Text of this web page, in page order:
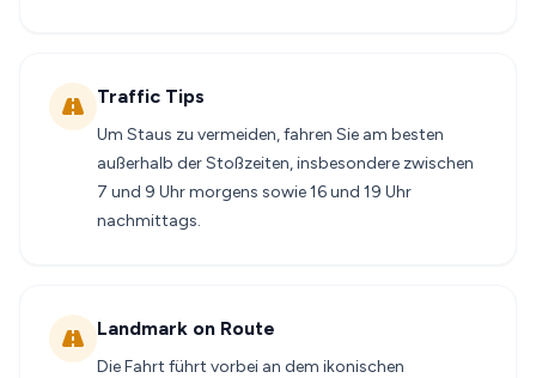
Traffic Tips
Um Staus zu vermeiden, fahren Sie am besten
außerhalb der Stoßzeiten, insbesondere zwischen
7 und 9 Uhr morgens sowie 16 und 19 Uhr
nachmittags.
Landmark on Route
Die Fahrt führt vorbei an dem ikonischen